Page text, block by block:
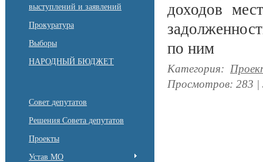
выступлений и заявлений
Прокуратура
Выборы
НАРОДНЫЙ БЮДЖЕТ
Совет депутатов
Решения Совета депутатов
Проекты
Устав МО
доходов
по ним
Категория:
Просмотров: 283 |